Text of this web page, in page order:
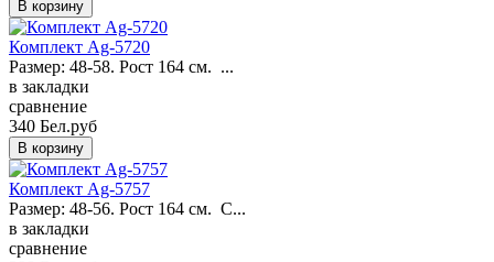
Комплект Ag-5720
Размер: 48-58. Рост 164 см. ...
в закладки
сравнение
340 Бел.руб
Комплект Ag-5757
Размер: 48-56. Рост 164 см. С...
в закладки
сравнение